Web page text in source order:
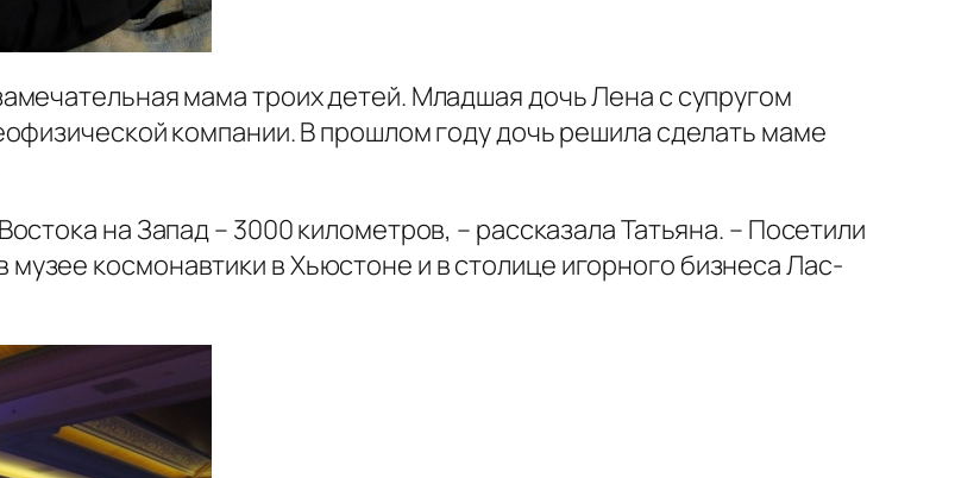
мама троих детей. Младшая дочь Лена с супругом
компании. В прошлом году дочь решила сделать маме
на Запад – 3000 километров, – рассказала Татьяна. – Посетили
космонавтики в Хьюстоне и в столице игорного бизнеса Лас-